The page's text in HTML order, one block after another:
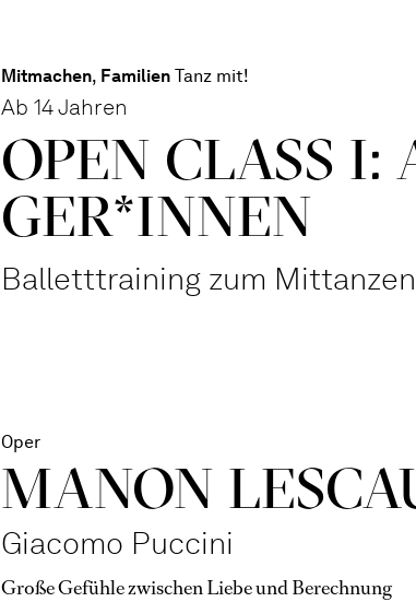
Mitmachen, Familien Tanz mit!
Ab 14 Jahren
OPEN CLASS
GER*IN­NEN
Balletttraining zum Mittanzen
Oper
MANON
Giacomo Puccini
Große Gefühle zwischen Liebe und Berechnung